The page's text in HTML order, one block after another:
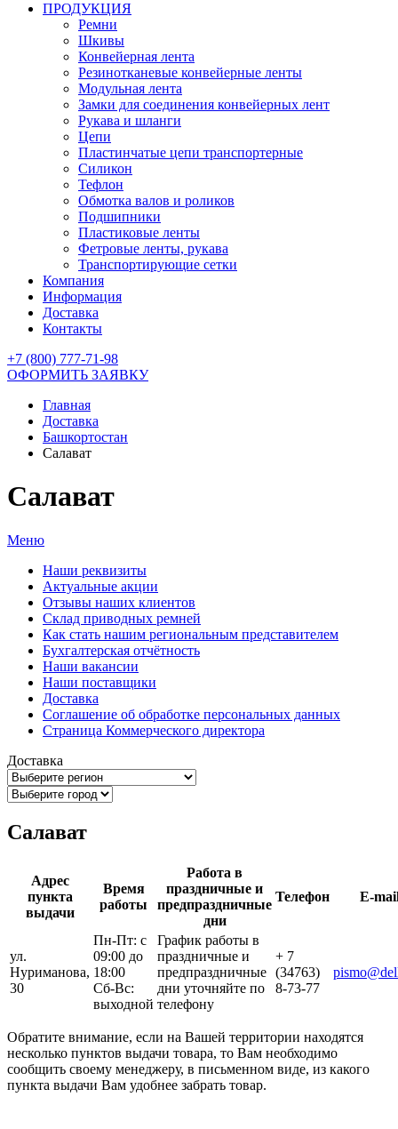
ПРОДУКЦИЯ
Ремни
Шкивы
Конвейерная лента
Резинотканевые конвейерные ленты
Модульная лента
Замки для соединения конвейерных лент
Рукава и шланги
Цепи
Пластинчатые цепи транспортерные
Силикон
Тефлон
Обмотка валов и роликов
Подшипники
Пластиковые ленты
Фетровые ленты, рукава
Транспортирующие сетки
Компания
Информация
Доставка
Контакты
+7 (800) 777-71-98
ОФОРМИТЬ ЗАЯВКУ
Главная
Доставка
Башкортостан
Салават
Салават
Меню
Наши реквизиты
Актуальные акции
Отзывы наших клиентов
Склад приводных ремней
Как стать нашим региональным представителем
Бухгалтерская отчётность
Наши вакансии
Наши поставщики
Доставка
Соглашение об обработке персональных данных
Страница Коммерческого директора
Доставка
Салават
Адрес
пункта
выдачи
Время
работы
Работа в
праздничные и
предпраздничные
дни
Телефон E-
ул.
Нуриманова,
30
Пн-Пт: с
09:00 до
18:00
Сб-Вс:
выходной
График работы в
праздничные и
предпраздничные
дни уточняйте по
телефону
+ 7
(34763)
8-73-77
Обратите внимание, если на Вашей территории находятся
несколько пунктов выдачи товара, то Вам необходимо
сообщить своему менеджеру, в письменном виде, из какого
пункта выдачи Вам удобнее забрать товар.